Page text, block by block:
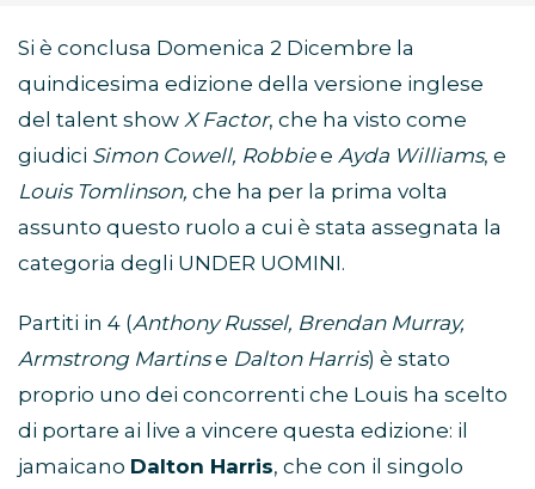
Si è conclusa Domenica 2 Dicembre la
quindicesima edizione della versione inglese
del talent show X Factor, che ha visto come
giudici Simon Cowell, Robbiee Ayda Williams, e
Louis Tomlinson, che ha per la prima volta
assunto questo ruolo a cui è stata assegnata la
categoria degli UNDER UOMINI.
Partiti in 4 (Anthony Russel, Brendan Murray,
Armstrong Martinse Dalton Harris) è stato
proprio uno dei concorrenti che Louis ha scelto
di portare ai live a vincere questa edizione: il
jamaicano Dalton Harris, che con il singolo